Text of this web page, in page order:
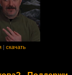
скачать